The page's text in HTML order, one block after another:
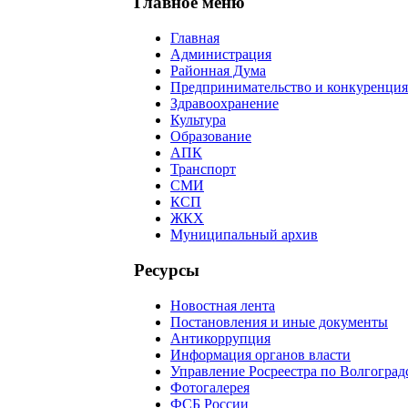
Главная
Администрация
Районная Дума
Предпринимательство и конкуренция
Здравоохранение
Культура
Образование
АПК
Транспорт
СМИ
КСП
ЖКХ
Муниципальный архив
Ресурсы
Новостная лента
Постановления и иные документы
Антикоррупция
Информация органов власти
Управление Росреестра по
Фотогалерея
ФСБ России